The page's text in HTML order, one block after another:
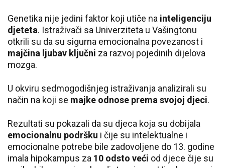
Genetika nije jedini faktor koji utiče na inteligenciju
djeteta. Istraživači sa Univerziteta u Vašingtonu
otkrili su da su sigurna emocionalna povezanost i
majčina ljubav ključni za razvoj pojedinih dijelova
mozga.
U okviru sedmogodišnjeg istraživanja analizirali su
način na koji se majke odnose prema svojoj djeci.
Rezultati su pokazali da su djeca koja su dobijala
emocionalnu podršku i čije su intelektualne i
emocionalne potrebe bile zadovoljene do 13. godine
imala hipokampus za 10 odsto veći od djece čije su